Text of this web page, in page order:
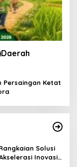
Persaingan Ketat
Solusi
Inovasi